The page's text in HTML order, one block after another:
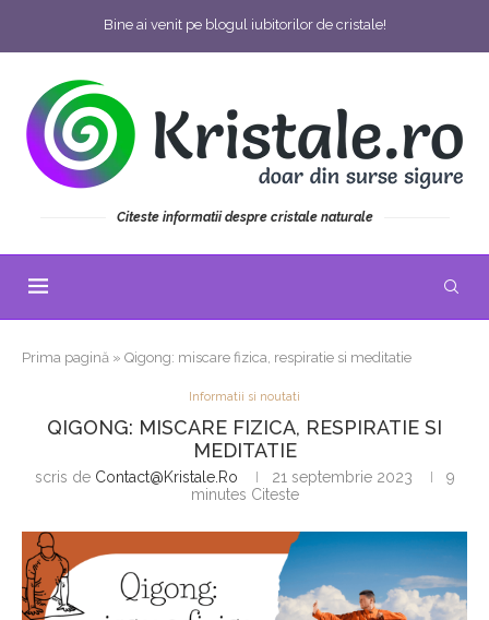
Bine ai venit pe blogul iubitorilor de cristale!
Citeste informatii despre cristale naturale
Prima pagină » Qigong: miscare fizica, respiratie si meditatie
Informatii si noutati
QIGONG: MISCARE FIZICA, RESPIRATIE SI
MEDITATIE
scris de Contact@kristale.ro 21 septembrie 2023
9
minutes Citeste